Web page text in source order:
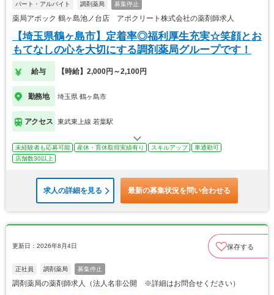
パート・アルバイト 調剤薬局 募集停止
薬局アポック 鶴ヶ島池ノ台店 アポクリート株式会社の薬剤師求人
【埼玉県鶴ヶ島市】定着率◎福利厚生充実☆笑顔とお
もてなしの心を大切にする調剤薬局グループです！
給与 【時給】2,000円～2,100円
勤務地 埼玉県 鶴ヶ島市
アクセス 東武東上線 若葉駅
未経験者も応募可能 産休・育休取得実績有り スキルアップ
車通勤可
店舗数30以上
求人の詳細を見る 最新の募集状況を問い合わせる
更新日：2026年8月4日 保存する
正社員 調剤薬局 募集停止
調剤薬局の薬剤師求人（法人名非公開 ※詳細はお問合せください）